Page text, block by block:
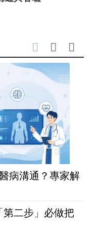
病溝通？專家解
二步」必做把